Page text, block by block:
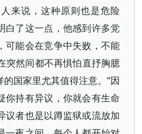
来说，这种原则也是危险
白了这一点，他感到许多党
可能会在竞争中失败，不能
突然间都不再惧怕直抒胸臆
国家里尤其值得注意。“因
你持有异议，你就会有生命
议者也是以蹲监狱或流放加